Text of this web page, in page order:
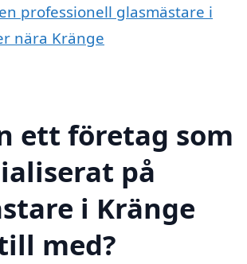
professionell glasmästare i
nära Kränge
ett företag som
på
i Kränge
med?